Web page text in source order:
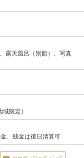
露天風呂（別館）、写真
限定）
、残金は後日清算可